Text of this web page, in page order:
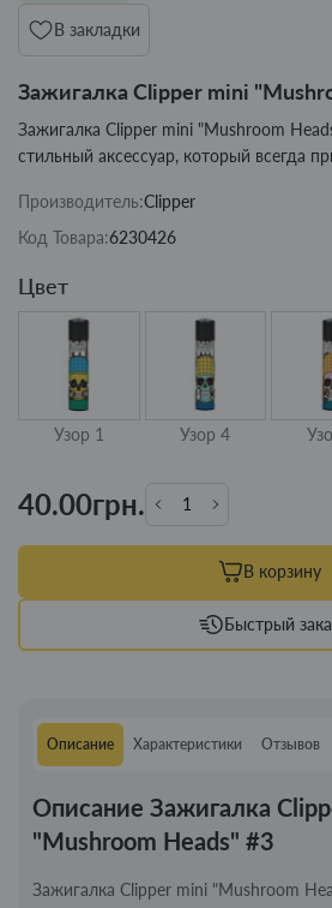
В закладки
Зажигалка Clipper mini
Зажигалка Clipper mini "Mushroom
стильный аксессуар, который всегда
Производитель:Clipper
Код Товара:6230426
Цвет
Узор 1 Узор 4
40.00грн.
В корзину
Быстрый
Описание Характеристики Отзывов
Описание Зажигалка
"Mushroom Heads" #3
Зажигалка Clipper mini "Mushroom